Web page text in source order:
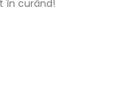
în curând!